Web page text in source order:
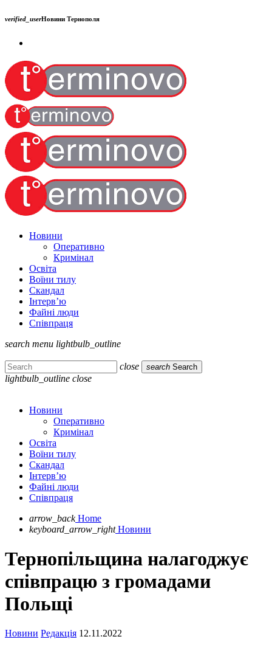
verified_userНовини Тернополя
Новини
Оперативно
Кримінал
Освіта
Воїни тилу
Скандал
Інтерв’ю
Файні люди
Співпраця
search menu lightbulb_outline
close search Search
lightbulb_outline close
Новини
Оперативно
Кримінал
Освіта
Воїни тилу
Скандал
Інтерв’ю
Файні люди
Співпраця
arrow_back Home
keyboard_arrow_right Новини
Тернопільщина налагоджує
співпрацю з громадами
Польщі
Новини Редакція 12.11.2022